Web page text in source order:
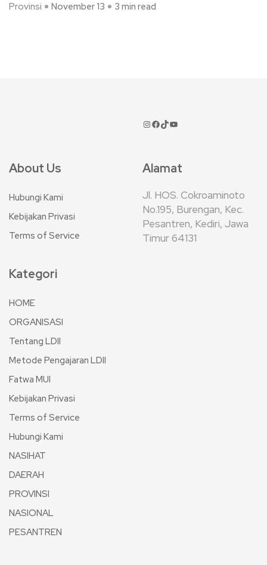
Provinsi
November 13 3 min read
About Us
Hubungi Kami
Kebijakan Privasi
Terms of Service
Alamat
Jl. HOS. Cokroaminoto
No.195, Burengan, Kec.
Pesantren, Kediri, Jawa
Timur 64131
Kategori
HOME
ORGANISASI
Tentang LDII
Metode Pengajaran LDII
Fatwa MUI
Kebijakan Privasi
Terms of Service
Hubungi Kami
NASIHAT
DAERAH
PROVINSI
NASIONAL
PESANTREN